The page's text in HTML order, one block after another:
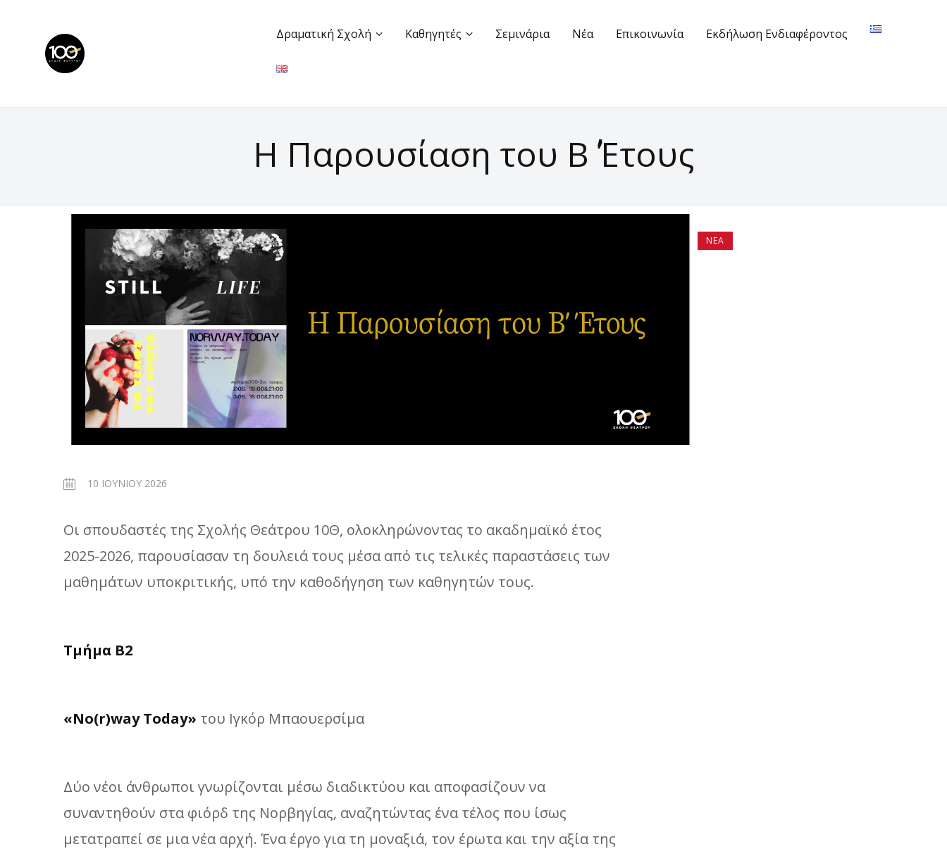
Δραματική Σχολή Καθηγητές Σεμινάρια Νέα Επικοινωνία Εκδήλωση Ενδιαφέροντος
Η Παρουσίαση του Β΄ Έτους
ΝΈΑ
10 ΙΟΥΝΊΟΥ 2026
Οι σπουδαστές της Σχολής Θεάτρου 10Θ, ολοκληρώνοντας το ακαδημαϊκό έτος
2025-2026, παρουσίασαν τη δουλειά τους μέσα από τις τελικές παραστάσεις των
μαθημάτων υποκριτικής, υπό την καθοδήγηση των καθηγητών τους.
Τμήμα Β2
«No(r)way Today» του Ιγκόρ Μπαουερσίμα
Δύο νέοι άνθρωποι γνωρίζονται μέσω διαδικτύου και αποφασίζουν να
συναντηθούν στα φιόρδ της Νορβηγίας, αναζητώντας ένα τέλος που ίσως
μετατραπεί σε μια νέα αρχή. Ένα έργο για τη μοναξιά, τον έρωτα και την αξία της